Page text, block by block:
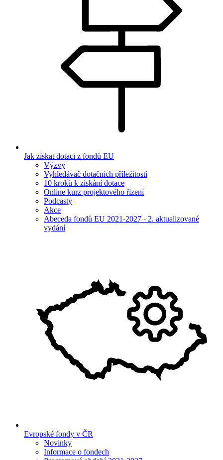
Jak získat dotaci z fondů EU
Výzvy
Vyhledávač dotačních příležitostí
10 kroků k získání dotace
Online kurz projektového řízení
Podcasty
Akce
Abeceda fondů EU 2021-2027 - 2. aktualizované
vydání
Evropské fondy v ČR
Novinky
Informace o fondech